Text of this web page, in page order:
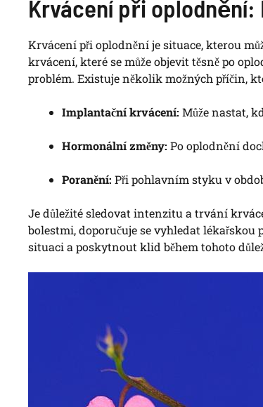
Krvácení při
Krvácení při oplodnění je situace, kterou
krvácení, které se může objevit těsně po
problém. Existuje několik možných příčin,
Implantační krvácení: Může nastat,
Hormonální změny: Po oplodnění
Poranění: Při pohlavním styku v
Je důležité sledovat intenzitu a trvání
bolestmi, doporučuje se vyhledat lékařskou
situaci a poskytnout klid během tohoto